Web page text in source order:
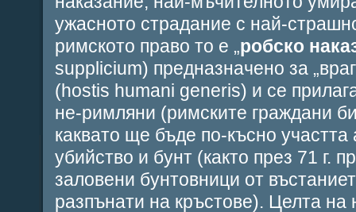
ужасното страдание с най-
римското право то е „робско
supplicium) предназначено за
(hostis humani generis) и се
не-римляни (римските граждани
каквато ще бъде по-късно
убийство и бунт (както през 71 г.
заловени бунтовници от
разпънати на кръстове). Целта на